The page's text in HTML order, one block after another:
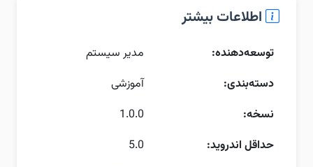
اطلاعات بیشتر
توسعه‌دهنده:
مدیر سیستم
دسته‌بندی:
آموزشی
نسخه:
1.0.0
حداقل اندروید:
5.0